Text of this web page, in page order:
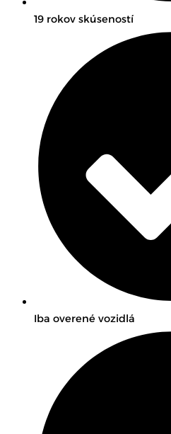
19 rokov skúseností
Iba overené vozidlá